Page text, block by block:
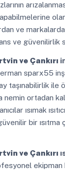
ve markalardan
ve güvenilirlik
ve Çankırı
sparx55
taşınabilirlik ile
nemin ortadan
ısımak
bir ısıtma
ve Çankırı
ekipman